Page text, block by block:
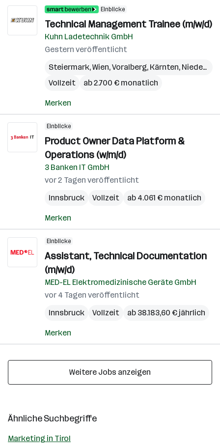
Einblicke
Technical Management Trainee (m/w/d)
Kuhn Ladetechnik GmbH
Gestern veröffentlicht
Steiermark,Wien,Voralberg, Kärnten, Niederösterreich
Vollzeit
ab 2.700 € monatlich
Merken
Einblicke
Product Owner Data Platform &
Operations (w/m/d)
3 Banken IT GmbH
vor 2 Tagen veröffentlicht
Innsbruck
Vollzeit ab 4.061 € monatlich
Merken
Einblicke
Assistant, Technical Documentation
(m/w/d)
MED-EL Elektromedizinische Geräte GmbH
vor 4 Tagen veröffentlicht
Innsbruck
Vollzeit ab 38.183,60 € jährlich
Merken
Weitere Jobs anzeigen
Ähnliche Suchbegriffe
Marketing in Tirol